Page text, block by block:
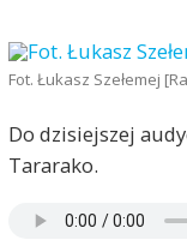
Fot. Łukasz Szełemej
Do dzisiejszej
Tararako.